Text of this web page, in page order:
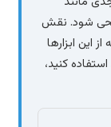
نقش
کنید،